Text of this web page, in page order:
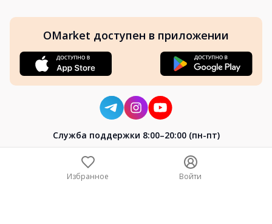
OMarket доступен в приложении
Cлужба поддержки 8:00–20:00 (пн-пт)
Избранное Войти